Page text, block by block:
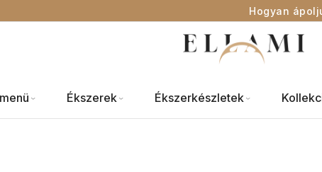
Hogyan
Ékszerek Ékszerkészletek